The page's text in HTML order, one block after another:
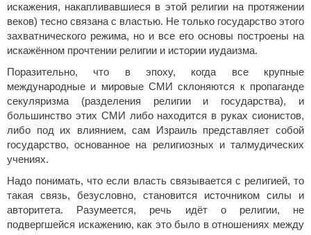
искажения, накапливавшиеся в этой религии на протяжении
веков) тесно связана с властью. Не только государство этого
захватнического режима, но и все его основы построены на
искажённом прочтении религии и истории иудаизма.
Поразительно, что в эпоху, когда все крупные
международные и мировые СМИ склоняются к пропаганде
секуляризма (разделения религии и государства), и
большинство этих СМИ либо находится в руках сионистов,
либо под их влиянием, сам Израиль представляет собой
государство, основанное на религиозных и талмудических
учениях.
Надо понимать, что если власть связывается с религией, то
такая связь, безусловно, становится источником силы и
авторитета. Разумеется, речь идёт о религии, не
подвергшейся искажению, как это было в отношениях между